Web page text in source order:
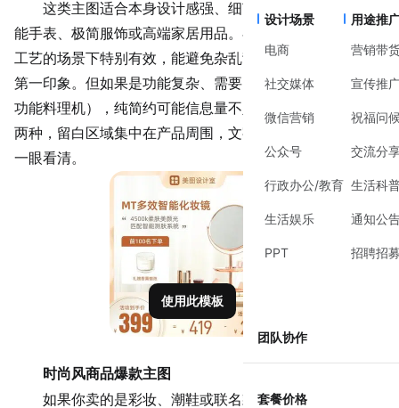
设计场景
电商
社交媒体
微信营销
公众号
行政办公/教育
生活娱乐
PPT
用途推
营销带
宣传推
祝福问
交流分
生活科
通知公
招聘招
团队协作
套餐价格
这类主图适合本身设计感强、细节突出的商品，比如智
能手表、极简服饰或高端家居用品。在新品首发或强调材质
工艺的场景下特别有效，能避免杂乱背景干扰用户对产品的
第一印象。但如果是功能复杂、需要多点说明的商品（如多
功能料理机），纯简约可能信息量不足。建议：主色不超过
两种，留白区域集中在产品周围，文字最多一行，字号够大
一眼看清。
使用此模板
时尚风商品爆款主图
如果你卖的是彩妆、潮鞋或联名款周边，这类主图更容